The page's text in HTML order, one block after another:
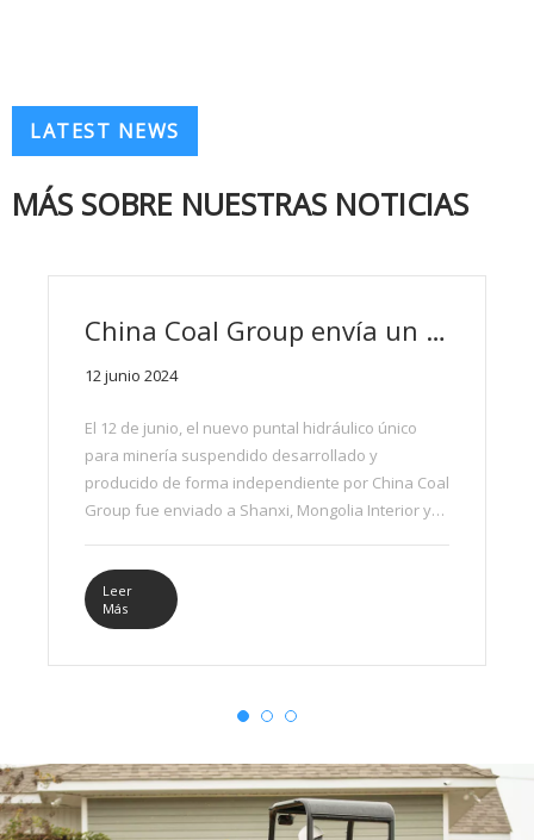
LATEST NEWS
MÁS SOBRE NUESTRAS NOTICIAS
China Coal Group envía un nuevo puntal hidráulico único minero suspendido a Shanxi y Mongolia Interior
12 junio 2024
El 12 de junio, el nuevo puntal hidráulico único
para minería suspendido desarrollado y
producido de forma independiente por China Coal
Group fue enviado a Shanxi, Mongolia Interior y
frenesí de ventas.
Leer
Más